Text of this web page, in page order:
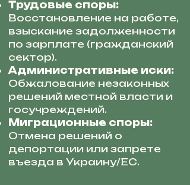
Трудовые споры:
Восстановление на работе,
взыскание задолженности
по зарплате (гражданский
сектор).
Административные иски:
Обжалование незаконных
решений местной власти и
госучреждений.
Миграционные споры:
Отмена решений о
депортации или запрете
въезда в Украину/ЕС.